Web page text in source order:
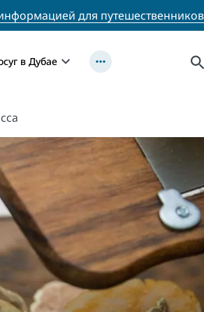
для путешественников
в Дубае